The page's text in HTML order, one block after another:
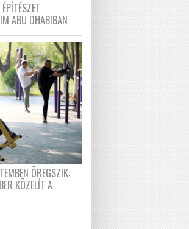
ABU DHABIBAN
ÖREGSZIK:
KÖZELÍT A